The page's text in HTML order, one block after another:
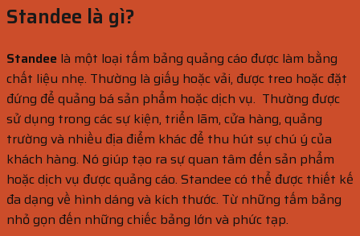
Standee là gì?
Standee là một loại tấm bảng quảng cáo được làm bằng
chất liệu nhẹ. Thường là giấy hoặc vải, được treo hoặc đặt
đứng để quảng bá sản phẩm hoặc dịch vụ. Thường được
sử dụng trong các sự kiện, triển lãm, cửa hàng, quảng
trường và nhiều địa điểm khác để thu hút sự chú ý của
khách hàng. Nó giúp tạo ra sự quan tâm đến sản phẩm
hoặc dịch vụ được quảng cáo. Standee có thể được thiết kế
đa dạng về hình dáng và kích thước. Từ những tấm bảng
nhỏ gọn đến những chiếc bảng lớn và phức tạp.